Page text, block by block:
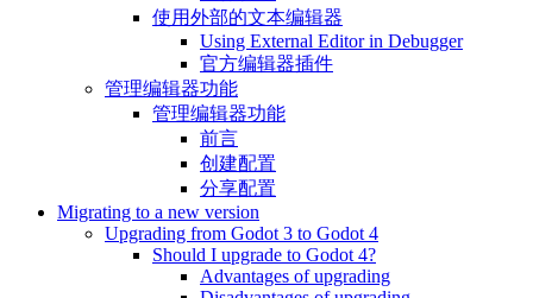
使用外部的文本编辑器
Using External Editor in Debugger
官方编辑器插件
管理编辑器功能
管理编辑器功能
前言
创建配置
分享配置
Migrating to a new version
Upgrading from Godot 3 to Godot 4
Should I upgrade to Godot 4?
Advantages of upgrading